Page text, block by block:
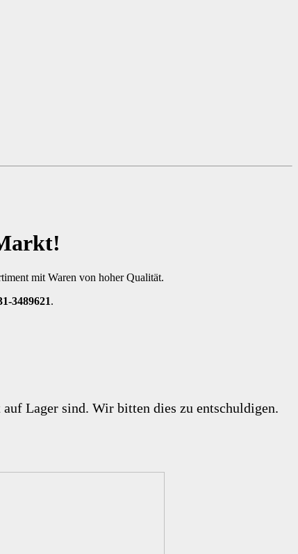
mit Waren von hoher Qualität.
3489621.
Lager sind. Wir bitten dies zu entschuldigen.